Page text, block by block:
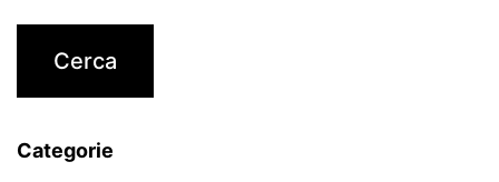
Categorie